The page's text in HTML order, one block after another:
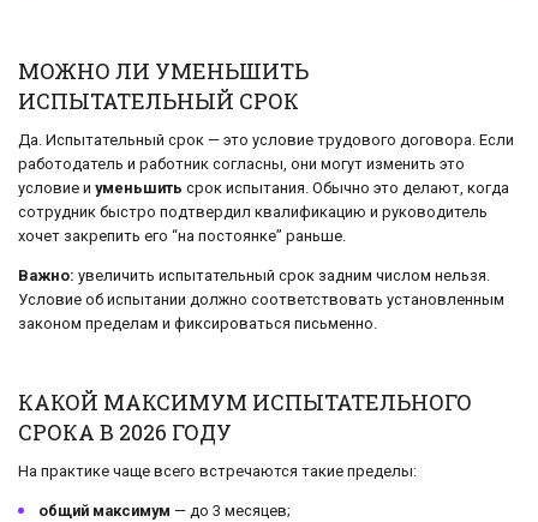
МОЖНО ЛИ УМЕНЬШИТЬ
ИСПЫТАТЕЛЬНЫЙ СРОК
Да. Испытательный срок — это условие трудового договора. Если
работодатель и работник согласны, они могут изменить это
условие и уменьшить срок испытания. Обычно это делают, когда
сотрудник быстро подтвердил квалификацию и руководитель
хочет закрепить его “на постоянке” раньше.
Важно: увеличить испытательный срок задним числом нельзя.
Условие об испытании должно соответствовать установленным
законом пределам и фиксироваться письменно.
КАКОЙ МАКСИМУМ ИСПЫТАТЕЛЬНОГО
СРОКА В 2026 ГОДУ
На практике чаще всего встречаются такие пределы:
общий максимум — до 3 месяцев;